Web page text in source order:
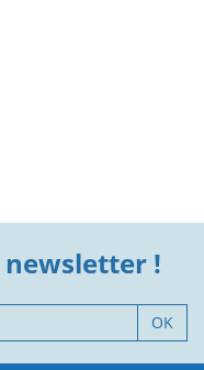
newsletter !
OK